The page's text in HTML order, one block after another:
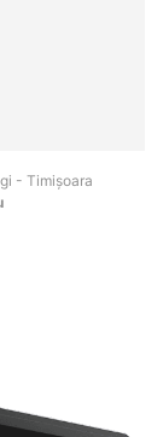
- Timişoara